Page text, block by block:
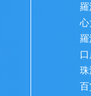
羅
心
羅
口
珠
百